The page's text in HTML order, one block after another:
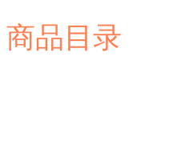
商品目录